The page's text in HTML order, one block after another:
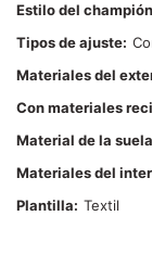
Estilo del champión
Tipos de ajuste
Materiales del
Con materiales
Material de la suela
Materiales del
Plantilla
Textil